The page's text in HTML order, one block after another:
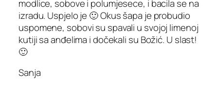
modlice, sobove i polumjesece, i bacila se na
izradu. Uspjelo je 🙂 Okus šapa je probudio
uspomene, sobovi su spavali u svojoj limenoj
kutiji sa anđelima i dočekali su Božić. U slast!
🙂
Sanja